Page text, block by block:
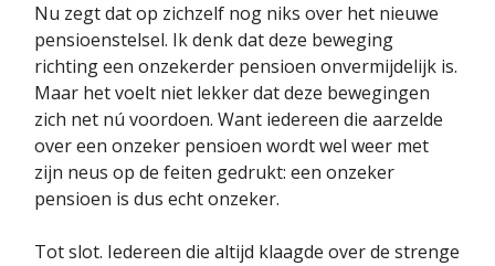
Nu zegt dat op zichzelf nog niks over het nieuwe
pensioenstelsel. Ik denk dat deze beweging
richting een onzekerder pensioen onvermijdelijk is.
Maar het voelt niet lekker dat deze bewegingen
zich net nú voordoen. Want iedereen die aarzelde
over een onzeker pensioen wordt wel weer met
zijn neus op de feiten gedrukt: een onzeker
pensioen is dus echt onzeker.
Tot slot. Iedereen die altijd klaagde over de strenge